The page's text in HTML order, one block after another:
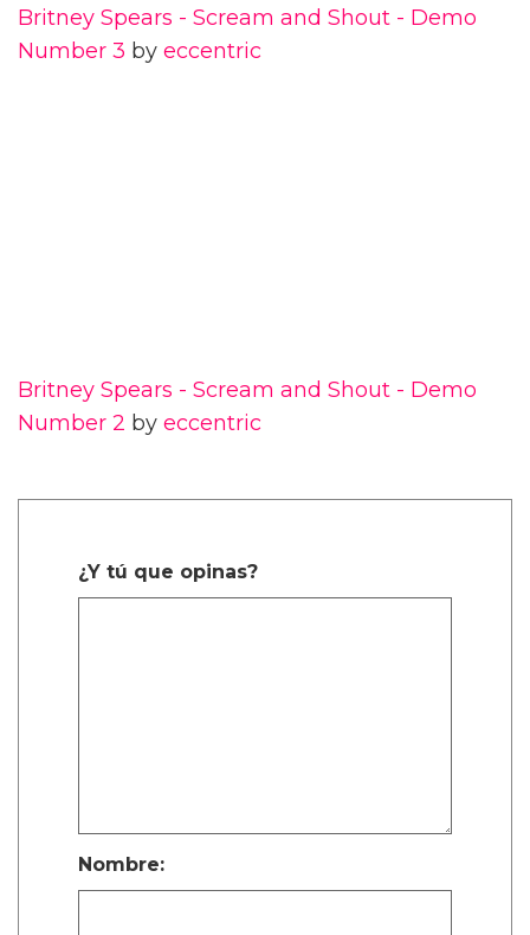
Britney Spears - Scream and Shout - Demo
Number 3 by eccentric
Britney Spears - Scream and Shout - Demo
Number 2 by eccentric
¿Y tú que opinas?
Nombre: